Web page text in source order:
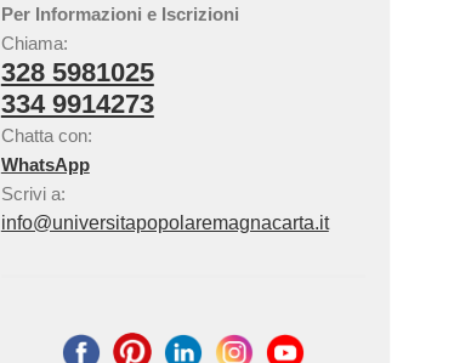
Per Informazioni e Iscrizioni
Chiama:
328 5981025
334 9914273
Chatta con:
WhatsApp
Scrivi a:
info@universitapopolaremagnacarta.it